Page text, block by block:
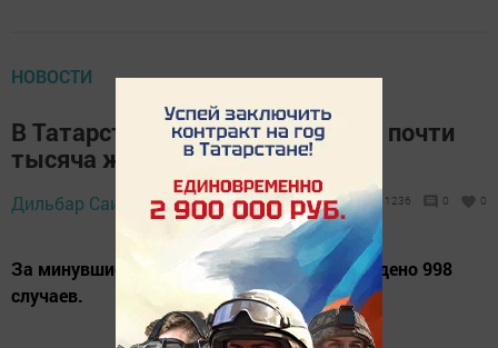
НОВОСТИ
В Татарстане Covid-19 заболели почти
тысяча жителей
Дильбар Саитова, 16 сентября 2022 -
12:28
1236 0 0
За минувшие сутки в республике подтверждено 998
случаев.